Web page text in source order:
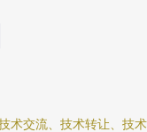
术交流、技术转让、技术